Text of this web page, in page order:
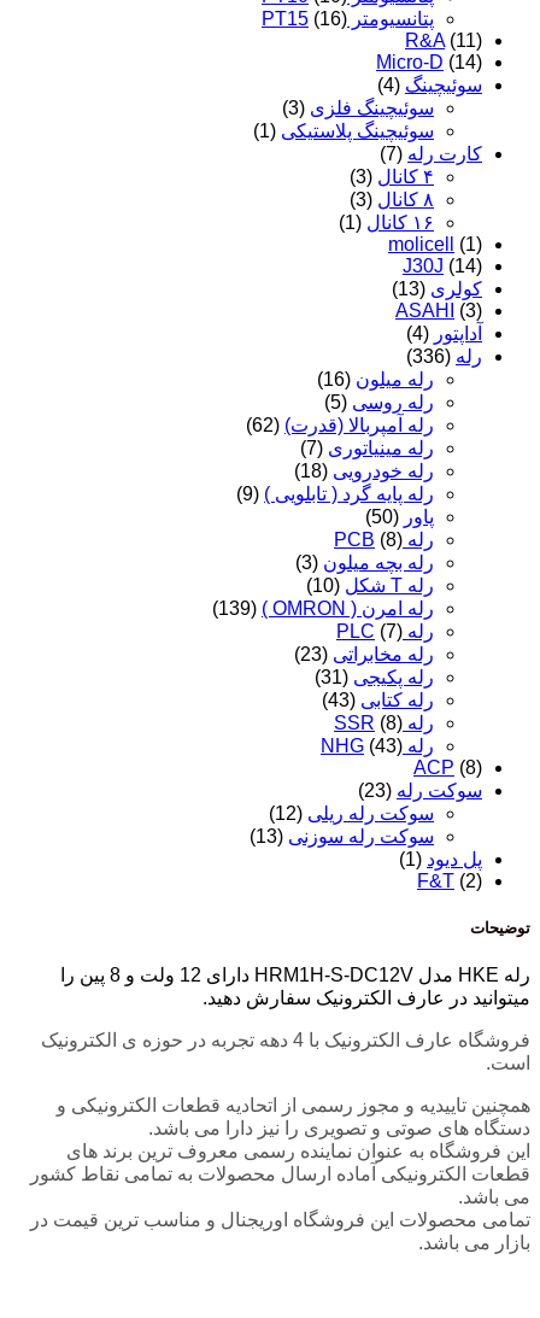
پتانسیومتر PT15 (16)
R&A (11)
Micro-D (14)
سوئیچینگ (4)
سوئیچینگ فلزی (3)
سوئیچینگ پلاستیکی (1)
کارت رله (7)
۴ کانال
(3)
۸ کانال
(3)
۱۶ کانال
(1)
molicell
(1)
J30J (14)
کولری (13)
ASAHI
(3)
آداپتور (4)
رله (336)
رله میلون (16)
رله روسی (5)
رله آمپربالا (قدرت) (62)
رله مینیاتوری (7)
رله خودرویی (18)
رله پایه گرد ( تابلویی ) (9)
پاور (50)
رله PCB (8)
رله بچه میلون (3)
رله T شکل
(10)
رله امرن ( OMRON )
(139)
رله PLC (7)
رله مخابراتی (23)
رله پکیجی (31)
رله کتابی (43)
رله SSR (8)
رله NHG (43)
ACP (8)
سوکت رله (23)
سوکت رله ریلی (12)
سوکت رله سوزنی (13)
پل دیود (1)
F&T (2)
توضیحات
رله HKE مدل HRM1H-S-DC12V دارای 12 ولت و 8 پین را
میتوانید در عارف الکترونیک سفارش دهید.
فروشگاه عارف الکترونیک با 4 دهه تجربه در حوزه ی الکترونیک
است.
همچنین تاییدیه و مجوز رسمی از اتحادیه قطعات الکترونیکی و
دستگاه های صوتی و تصویری را نیز دارا می باشد.
این فروشگاه به عنوان نماینده رسمی معروف ترین برند های
قطعات الکترونیکی آماده ارسال محصولات به تمامی نقاط کشور
می باشد.
تمامی محصولات این فروشگاه اوریجنال و مناسب ترین قیمت در
بازار می باشد.